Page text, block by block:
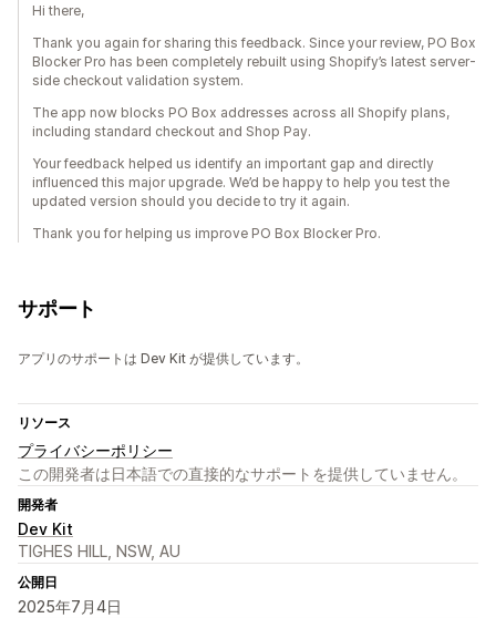
Hi there,
Thank you again for sharing this feedback. Since your review, PO Box
Blocker Pro has been completely rebuilt using Shopify’s latest server-
side checkout validation system.
The app now blocks PO Box addresses across all Shopify plans,
including standard checkout and Shop Pay.
Your feedback helped us identify an important gap and directly
influenced this major upgrade. We’d be happy to help you test the
updated version should you decide to try it again.
Thank you for helping us improve PO Box Blocker Pro.
サポート
アプリのサポートは Dev Kit が提供しています。
リソース
プライバシーポリシー
この開発者は日本語での直接的なサポートを提供していません。
開発者
Dev Kit
TIGHES HILL, NSW, AU
公開日
2025年7月4日